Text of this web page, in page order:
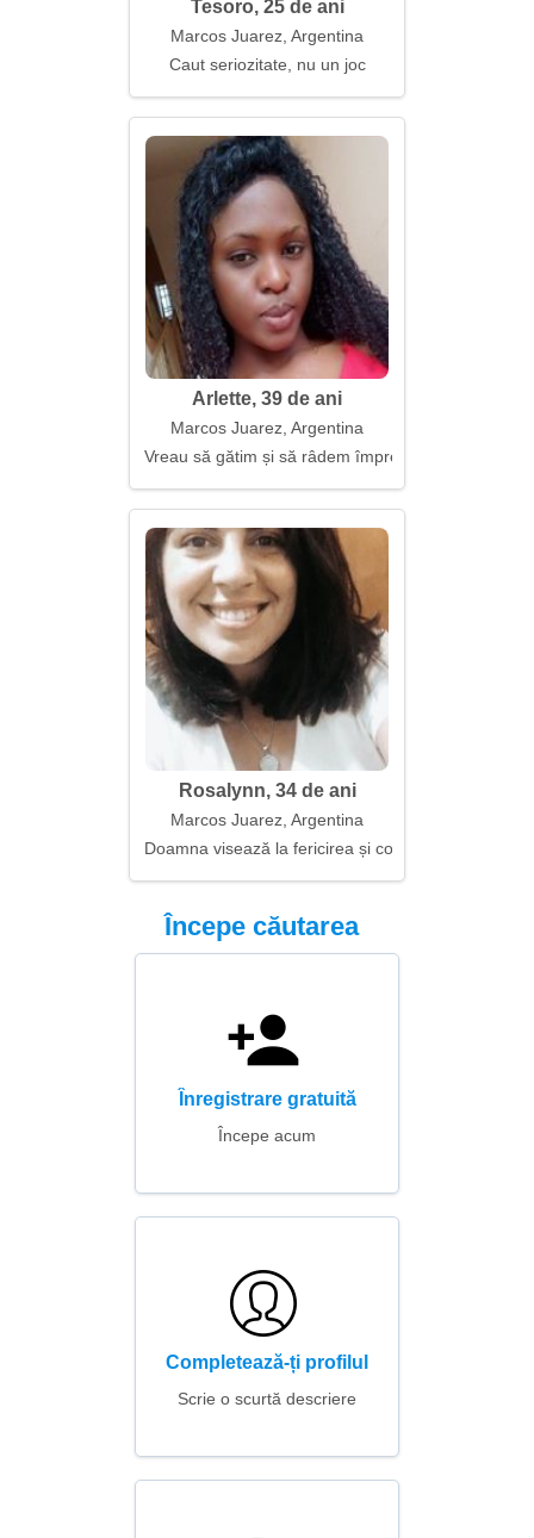
Tesoro, 25 de ani
Marcos Juarez, Argentina
Caut seriozitate, nu un joc
Arlette, 39 de ani
Marcos Juarez, Argentina
Vreau să gătim și să râdem împreună
Rosalynn, 34 de ani
Marcos Juarez, Argentina
Doamna visează la fericirea și confortul familiei
Începe căutarea
Înregistrare gratuită
Începe acum
Completează-ți profilul
Scrie o scurtă descriere